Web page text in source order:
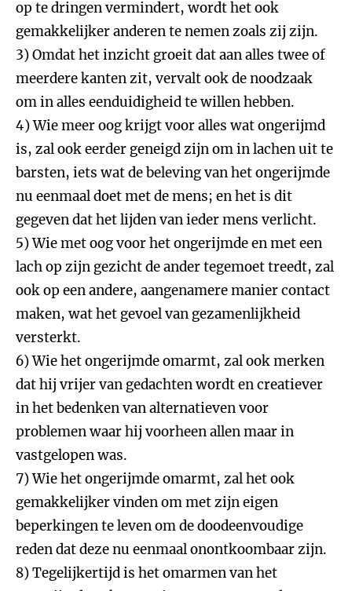
op te dringen vermindert, wordt het ook
gemakkelijker anderen te nemen zoals zij zijn.
3) Omdat het inzicht groeit dat aan alles twee of
meerdere kanten zit, vervalt ook de noodzaak
om in alles eenduidigheid te willen hebben.
4) Wie meer oog krijgt voor alles wat ongerijmd
is, zal ook eerder geneigd zijn om in lachen uit te
barsten, iets wat de beleving van het ongerijmde
nu eenmaal doet met de mens; en het is dit
gegeven dat het lijden van ieder mens verlicht.
5) Wie met oog voor het ongerijmde en met een
lach op zijn gezicht de ander tegemoet treedt, zal
ook op een andere, aangenamere manier contact
maken, wat het gevoel van gezamenlijkheid
versterkt.
6) Wie het ongerijmde omarmt, zal ook merken
dat hij vrijer van gedachten wordt en creatiever
in het bedenken van alternatieven voor
problemen waar hij voorheen allen maar in
vastgelopen was.
7) Wie het ongerijmde omarmt, zal het ook
gemakkelijker vinden om met zijn eigen
beperkingen te leven om de doodeenvoudige
reden dat deze nu eenmaal onontkoombaar zijn.
8) Tegelijkertijd is het omarmen van het